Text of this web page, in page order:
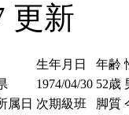
更新
生年月日 年齢
1974/04/30 52歳
属日 次期級班 脚質